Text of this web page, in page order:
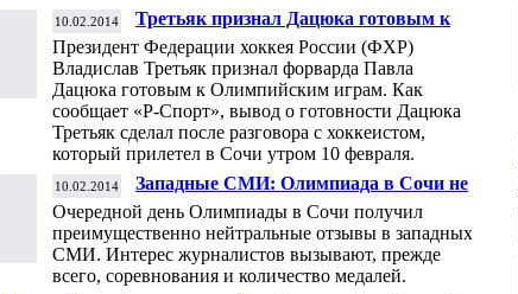
10.02.2014
Третьяк признал Дацюка готовым к
Олимпийским играм
Президент Федерации хоккея России (ФХР)
Владислав Третьяк признал форварда Павла
Дацюка готовым к Олимпийским играм. Как
сообщает «Р-Спорт», вывод о готовности Дацюка
Третьяк сделал после разговора с хоккеистом,
который прилетел в Сочи утром 10 февраля.
10.02.2014
Западные СМИ: Олимпиада в Сочи не
окрашена в цвета радуги
Очередной день Олимпиады в Сочи получил
преимущественно нейтральные отзывы в западных
СМИ. Интерес журналистов вызывают, прежде
всего, соревнования и количество медалей.